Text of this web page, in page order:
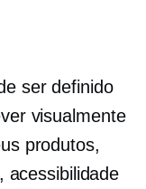
ser definido
visualmente
produtos,
acessibilidade